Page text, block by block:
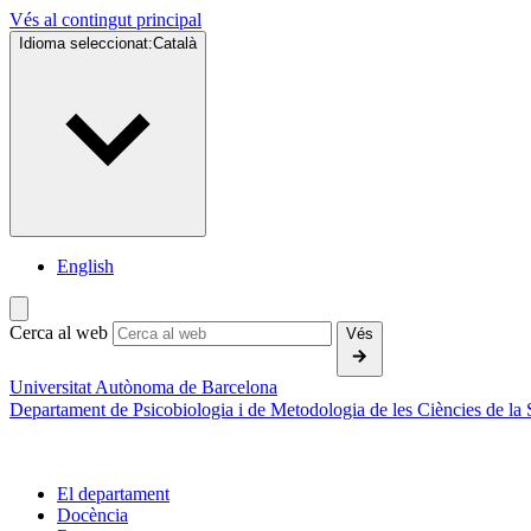
Vés al contingut principal
Idioma seleccionat:Català
English
Cerca al web Vés
Universitat Autònoma de Barcelona
Departament de Psicobiologia i de Metodologia de les Ciències de la
El departament
Docència